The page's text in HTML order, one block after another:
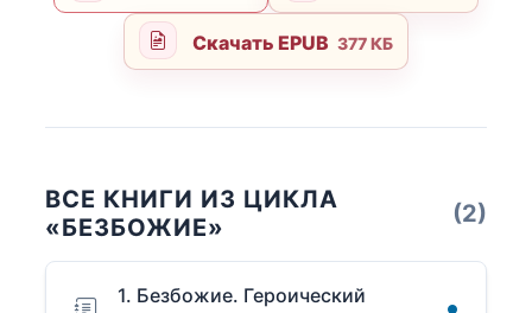
Скачать EPUB 377 КБ
ВСЕ КНИГИ ИЗ ЦИКЛА
«БЕЗБОЖИЕ»
(2)
1. Безбожие. Героический